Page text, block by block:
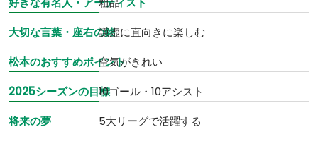
大切な言葉・座右の銘謙虚に直向きに楽しむ
松本のおすすめポイント空気がきれい
2025シーズンの目標10ゴール・10アシスト
将来の夢
5大リーグで活躍する